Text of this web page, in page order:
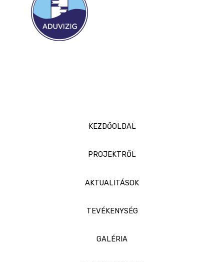
KEZDŐOLDAL
PROJEKTRŐL
AKTUALITÁSOK
TEVÉKENYSÉG
GALÉRIA